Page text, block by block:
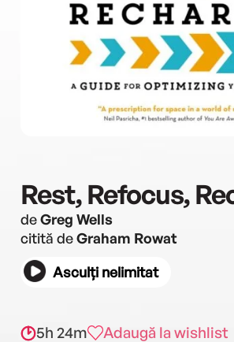
Rest, Refocus,
deGreg Wells
citită deGraham Rowat
Asculți nelimitat
5h 24m Adaugă la wishlist